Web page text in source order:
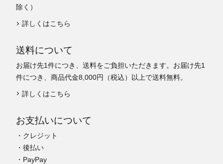
除く）
詳しくはこちら
送料について
お届け先1件につき、送料をご負担いただきます。お届け先1
件につき、商品代金8,000円（税込）以上で送料無料。
詳しくはこちら
お支払いについて
・クレジット
・後払い
・PayPay